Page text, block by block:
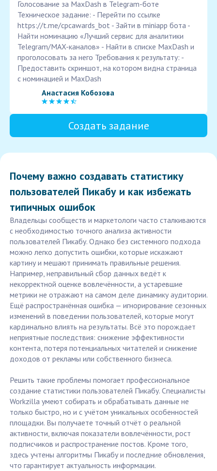
Голосование за MaxDash в Telegram-боте
Техническое задание: - Перейти по ссылке
https://t.me/cpcawards_bot - Зайти в miniapp бота -
Найти номинацию «Лучший сервис для аналитики
Telegram/MAX-каналов» - Найти в списке MaxDash и
проголосовать за него Требования к результату: -
Предоставить скриншот, на котором видна страница
с номинацией и MaxDash
Анастасия Кобозова
Создать задание
Почему важно создавать статистику
пользователей Пикабу и как избежать
типичных ошибок
Владельцы сообществ и маркетологи часто сталкиваются
с необходимостью точного анализа активности
пользователей Пикабу. Однако без системного подхода
можно легко допустить ошибки, которые искажают
картину и мешают принимать правильные решения.
Например, неправильный сбор данных ведёт к
некорректной оценке вовлечённости, а устаревшие
метрики не отражают на самом деле динамику аудитории.
Ещё распространённая ошибка — игнорирование сезонных
изменений в поведении пользователей, которые могут
кардинально влиять на результаты. Всё это порождает
неприятные последствия: снижение эффективности
контента, потеря потенциальных читателей и снижение
доходов от рекламы или собственного бизнеса.
Решить такие проблемы помогает профессиональное
создание статистики пользователей Пикабу. Специалисты
Workzilla умеют собирать и обрабатывать данные не
только быстро, но и с учётом уникальных особенностей
площадки. Вы получаете точный отчёт о реальной
активности, включая показатели вовлечённости, рост
подписчиков и распространение постов. Кроме того,
здесь учтены алгоритмы Пикабу и последние обновления,
что гарантирует актуальность информации.